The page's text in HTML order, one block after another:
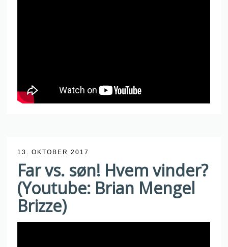
13. OKTOBER 2017
Far vs. søn! Hvem vinder?
(Youtube: Brian Mengel
Brizze)